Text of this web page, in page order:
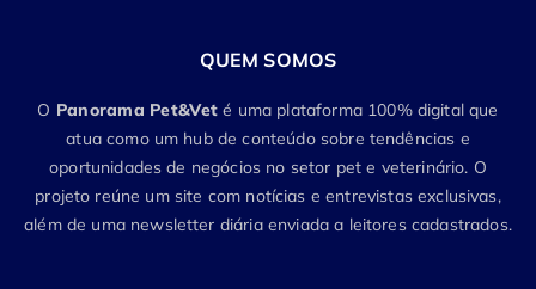
QUEM SOMOS
O Panorama Pet&Vet é uma plataforma 100% digital que
atua como um hub de conteúdo sobre tendências e
oportunidades de negócios no setor pet e veterinário. O
projeto reúne um site com notícias e entrevistas exclusivas,
além de uma newsletter diária enviada a leitores cadastrados.